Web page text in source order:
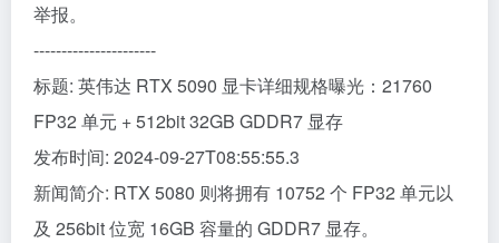
举报。
----------------------
标题: 英伟达 RTX 5090 显卡详细规格曝光：21760
FP32 单元 + 512bit 32GB GDDR7 显存
发布时间: 2024-09-27T08:55:55.3
新闻简介: RTX 5080 则将拥有 10752 个 FP32 单元以
及 256bit 位宽 16GB 容量的 GDDR7 显存。